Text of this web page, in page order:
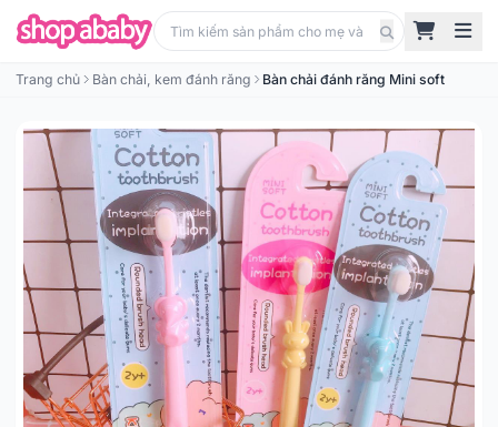
Trang chủ Bàn chải, kem đánh răng Bàn chải đánh răng Mini soft